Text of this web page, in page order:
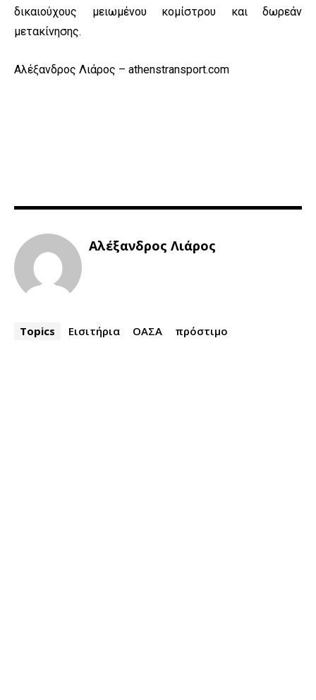
δικαιούχους μειωμένου κομίστρου και δωρεάν
μετακίνησης.
Αλέξανδρος Λιάρος – athenstransport.com
Αλέξανδρος Λιάρος
Topics Εισιτήρια ΟΑΣΑ πρόστιμο